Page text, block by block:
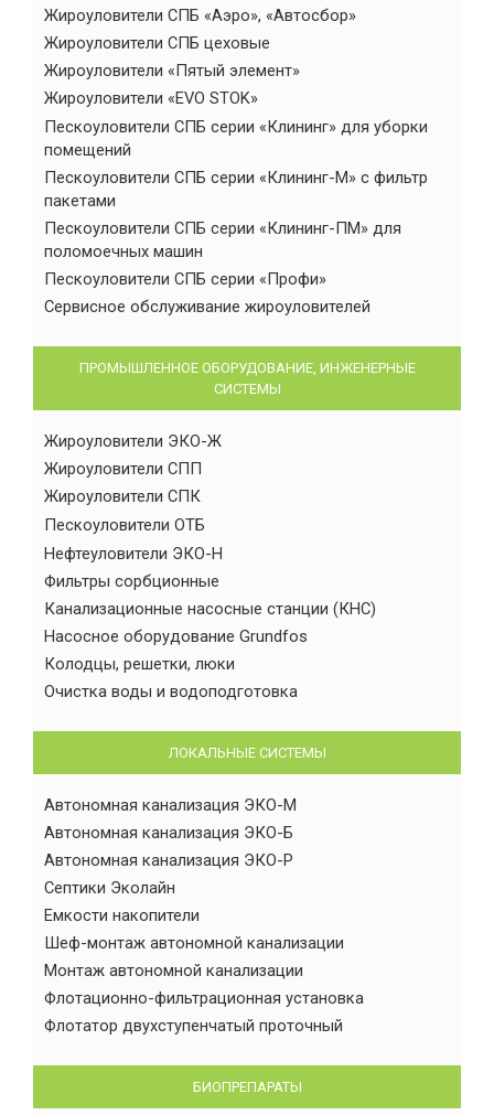
Жироуловители СПБ «Аэро», «Автосбор»
Жироуловители СПБ цеховые
Жироуловители «Пятый элемент»
Жироуловители «EVO STOK»
Пескоуловители СПБ серии «Клининг» для уборки
помещений
Пескоуловители СПБ серии «Клининг-М» с фильтр
пакетами
Пескоуловители СПБ серии «Клининг-ПМ» для
поломоечных машин
Пескоуловители СПБ серии «Профи»
Сервисное обслуживание жироуловителей
ПРОМЫШЛЕННОЕ ОБОРУДОВАНИЕ, ИНЖЕНЕРНЫЕ
СИСТЕМЫ
Жироуловители ЭКО-Ж
Жироуловители СПП
Жироуловители СПК
Пескоуловители ОТБ
Нефтеуловители ЭКО-Н
Фильтры сорбционные
Канализационные насосные станции (КНС)
Насосное оборудование Grundfos
Колодцы, решетки, люки
Очистка воды и водоподготовка
ЛОКАЛЬНЫЕ СИСТЕМЫ
Автономная канализация ЭКО-М
Автономная канализация ЭКО-Б
Автономная канализация ЭКО-Р
Септики Эколайн
Емкости накопители
Шеф-монтаж автономной канализации
Монтаж автономной канализации
Флотационно-фильтрационная установка
Флотатор двухступенчатый проточный
БИОПРЕПАРАТЫ